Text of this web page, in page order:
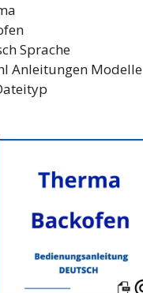
Sprache
Anleitungen Modelle